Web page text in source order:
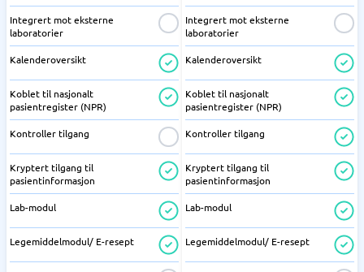
Integrert mot eksterne
laboratorier
Kalenderoversikt
Koblet til nasjonalt
pasientregister (NPR)
Kontroller tilgang
Kryptert tilgang til
pasientinformasjon
Lab-modul
Legemiddelmodul/ E-resept
Integrert mot eksterne
laboratorier
Kalenderoversikt
Koblet til nasjonalt
pasientregister (NPR)
Kontroller tilgang
Kryptert tilgang til
pasientinformasjon
Lab-modul
Legemiddelmodul/ E-resept